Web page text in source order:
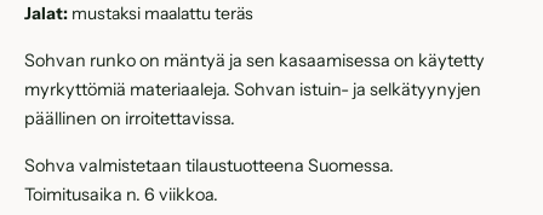
Jalat: mustaksi maalattu teräs
Sohvan runko on mäntyä ja sen kasaamisessa on käytetty
myrkyttömiä materiaaleja. Sohvan istuin- ja selkätyynyjen
päällinen on irroitettavissa.
Sohva valmistetaan tilaustuotteena Suomessa.
Toimitusaika n. 6 viikkoa.